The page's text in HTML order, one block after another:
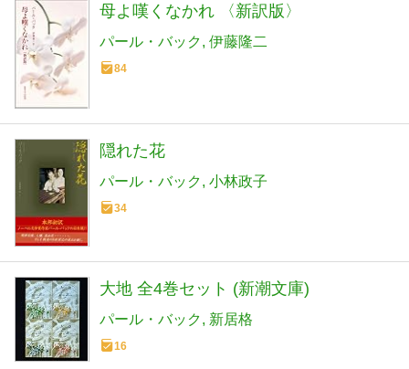
母よ嘆くなかれ 〈新訳版〉
パール・バック 伊藤隆二
84
隠れた花
パール・バック 小林政子
34
大地 全4巻セット (新潮文庫)
パール・バック 新居格
16